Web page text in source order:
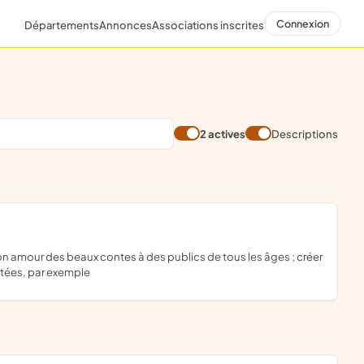
DépartementsAnnoncesAssociations inscrites Connexion
2 actives Descriptions
par exemple